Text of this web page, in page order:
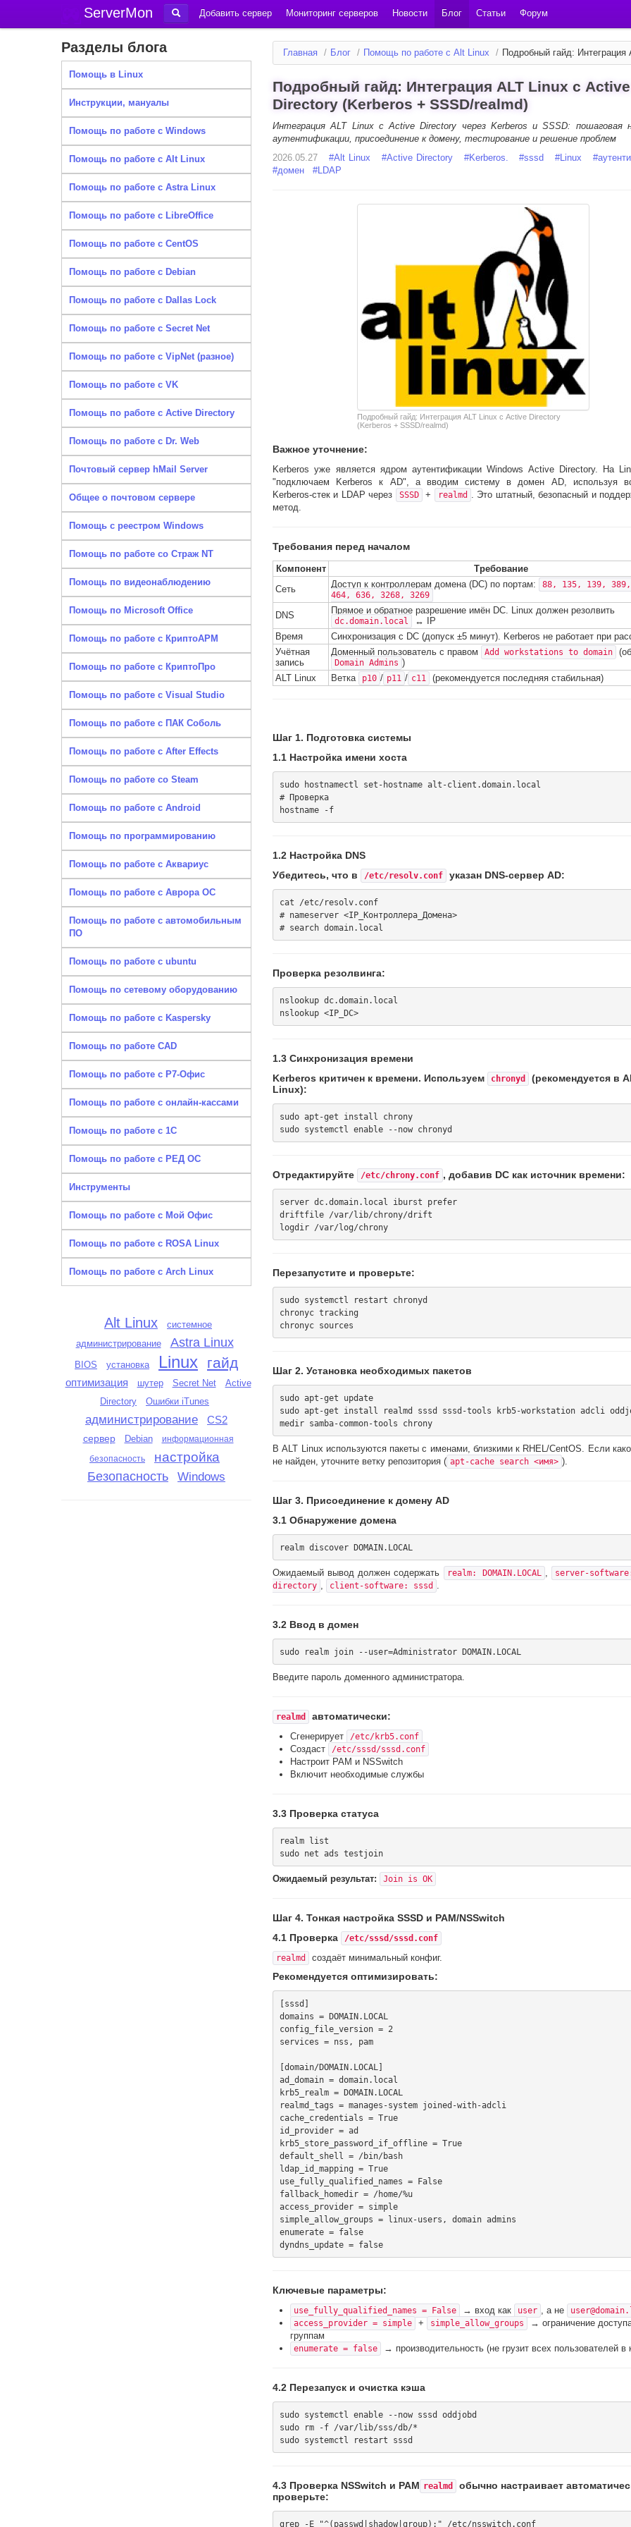
ServerMon Добавить сервер Мониторинг серверов Новости Блог Статьи Форум
Разделы блога
Помощь в Linux
Инструкции, мануалы
Помощь по работе с Windows
Помощь по работе с Alt Linux
Помощь по работе с Astra Linux
Помощь по работе с LibreOffice
Помощь по работе с CentOS
Помощь по работе с Debian
Помощь по работе с Dallas Lock
Помощь по работе с Secret Net
Помощь по работе с VipNet (разное)
Помощь по работе с VK
Помощь по работе с Active Directory
Помощь по работе с Dr. Web
Почтовый сервер hMail Server
Общее о почтовом сервере
Помощь с реестром Windows
Помощь по работе со Страж NT
Помощь по видеонаблюдению
Помощь по Microsoft Office
Помощь по работе с КриптоАРМ
Помощь по работе с КриптоПро
Помощь по работе с Visual Studio
Помощь по работе с ПАК Соболь
Помощь по работе с After Effects
Помощь по работе со Steam
Помощь по работе с Android
Помощь по программированию
Помощь по работе с Аквариус
Помощь по работе с Аврора ОС
Помощь по работе с автомобильным
ПО
Помощь по работе с ubuntu
Помощь по сетевому оборудованию
Помощь по работе с Kaspersky
Помощь по работе CAD
Помощь по работе с Р7-Офис
Помощь по работе с онлайн-кассами
Помощь по работе с 1С
Помощь по работе с РЕД ОС
Инструменты
Помощь по работе с Мой Офис
Помощь по работе с ROSA Linux
Помощь по работе с Arch Linux
Alt Linux
системное
администрирование
Astra Linux
BIOS установка Linux гайд
оптимизация шутер Secret Net
Active
Directory
Ошибки iTunes
администрирование
CS2
сервер
Debian
информационная
безопасность
настройка
Безопасность Windows
Главная / Блог / Помощь по работе с Alt Linux / Подробный гайд: Интеграция
Подробный гайд: Интеграция ALT Linux с Active
Directory (Kerberos + SSSD/realmd)
Интеграция ALT Linux с Active Directory через Kerberos и SSSD: пошаговая
аутентификации, присоединение к домену, тестирование и решение проблем
2026.05.27
#Alt Linux #Active Directory #Kerberos. #sssd #Linux #
#домен #LDAP
Подробный гайд: Интеграция ALT Linux с Active Directory
(Kerberos + SSSD/realmd)
Важное уточнение:
Kerberos уже является ядром аутентификации Windows Active Directory. На
"подключаем Kerberos к AD", а вводим систему в домен AD, используя
Kerberos-стек и LDAP через
SSSD + realmd . Это штатный, безопасный и
метод.
Требования перед началом
Компонент
Требование
Сеть
Доступ к контроллерам домена (DC) по портам:
88, 135, 139,
464, 636, 3268, 3269
DNS Прямое и обратное разрешение имён DC. Linux должен резолвить
dc.domain.local
↔ IP
Время
Синхронизация с DC (допуск ±5 минут). Kerberos не работает при
Учётная
запись
Доменный пользователь с правом Add workstations to domain
Domain Admins )
ALT Linux
Ветка p10 / p11 / c11 (рекомендуется последняя стабильная)
Шаг 1. Подготовка системы
1.1 Настройка имени хоста
sudo hostnamectl set-hostname alt-client.domain.local
# Проверка
hostname -f
1.2 Настройка DNS
Убедитесь, что в
/etc/resolv.conf указан DNS-сервер AD:
cat /etc/resolv.conf
# nameserver <IP_Контроллера_Домена>
Проверка резолвинга:
nslookup dc.domain.local
nslookup <IP_DC>
1.3 Синхронизация времени
Kerberos критичен к времени. Используем
chronyd
(рекомендуется в
Linux):
sudo apt-get install chrony
Отредактируйте /etc/chrony.conf , добавив DC как источник времени:
server dc.domain.local iburst prefer
driftfile /var/lib/chrony/drift
logdir /var/log/chrony
Перезапустите и проверьте:
sudo systemctl restart chronyd
chronyc tracking
Шаг 2. Установка необходимых пакетов
sudo apt-get update
sudo apt-get install realmd sssd sssd-tools krb5-workstation adcli
medir samba-common-tools chrony
В ALT Linux используются пакеты с именами, близкими к RHEL/CentOS. Если
не найден, уточните ветку репозитория ( apt-cache search <имя> ).
Шаг 3. Присоединение к домену AD
3.1 Обнаружение домена
Ожидаемый вывод должен содержать realm: DOMAIN.LOCAL ,
server-
directory , client-software: sssd .
3.2 Ввод в домен
Введите пароль доменного администратора.
realmd автоматически:
Сгенерирует /etc/krb5.conf
Создаст /etc/sssd/sssd.conf
Настроит PAM и NSSwitch
Включит необходимые службы
3.3 Проверка статуса
realm list
sudo net ads testjoin
Ожидаемый результат: Join is OK
Шаг 4. Тонкая настройка SSSD и PAM/NSSwitch
4.1 Проверка
/etc/sssd/sssd.conf
realmd
создаёт минимальный конфиг.
Рекомендуется оптимизировать:
[sssd]
domains = DOMAIN.LOCAL
config_file_version = 2
services = nss, pam
[domain/DOMAIN.LOCAL]
ad_domain = domain.local
krb5_realm = DOMAIN.LOCAL
realmd_tags = manages-system joined-with-adcli
cache_credentials = True
id_provider = ad
krb5_store_password_if_offline = True
default_shell = /bin/bash
ldap_id_mapping = True
use_fully_qualified_names = False
fallback_homedir = /home/%u
access_provider = simple
simple_allow_groups = linux-users, domain admins
enumerate = false
dyndns_update = false
Ключевые параметры:
use_fully_qualified_names = False → вход как user , а не
access_provider = simple
+ simple_allow_groups
→ ограничение
группам
enumerate = false → производительность (не грузит всех пользователей в
4.2 Перезапуск и очистка кэша
sudo systemctl enable --now sssd oddjobd
sudo rm -f /var/lib/sss/db/*
4.3 Проверка NSSwitch и PAM realmd
обычно настраивает
проверьте:
grep -E "^(passwd|shadow|group):" /etc/nsswitch.conf